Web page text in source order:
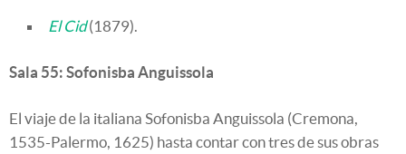
El Cid(1879).
Sala 55: Sofonisba Anguissola
El viaje de la italiana Sofonisba Anguissola (Cremona,
1535-Palermo, 1625) hasta contar con tres de sus obras